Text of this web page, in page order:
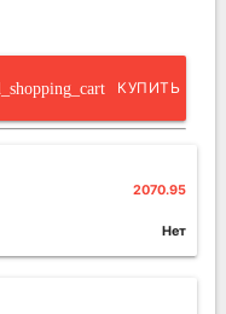
КУПИТЬ
2070.95
Нет